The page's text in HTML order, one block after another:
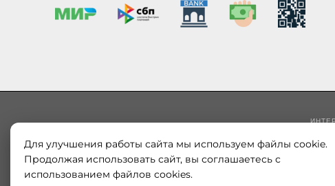
Наш магазин «ЕВРОПА СВЕТ» поставляет и продает в
Европы и России. Только оригинальная продукция.
модерн от интернет-магазина europa-svet.ru
Для улучшения работы сайта мы используем файлы cookie.
Продолжая использовать сайт, вы соглашаетесь с
использованием файлов cookies.